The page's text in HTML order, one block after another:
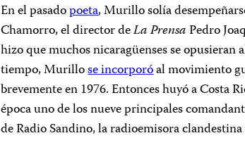
En el pasadopoeta, Murillo solía
Chamorro, el director deLa Prensa Pedro
hizo que muchos nicaragüenses se
tiempo, Murillose incorporóal movimiento
brevemente en 1976. Entonces huyó a Costa
época uno de los nueve principales
de Radio Sandino, la radioemisora